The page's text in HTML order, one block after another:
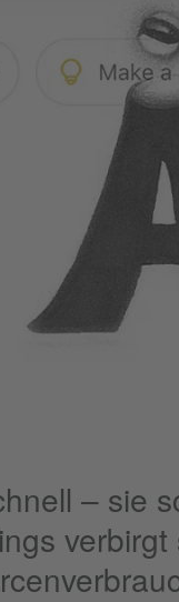
– sie
verbirgt